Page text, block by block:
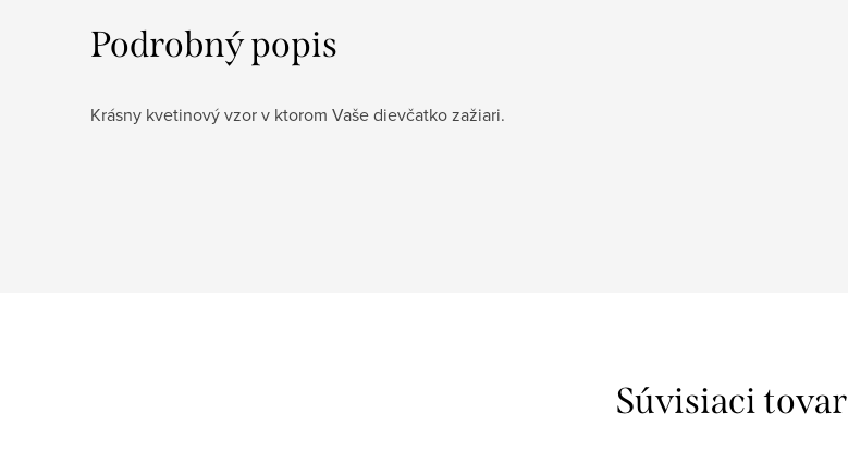
Podrobný popis
Krásny kvetinový vzor v ktorom Vaše dievčatko zažiari.
Súvisiaci tovar